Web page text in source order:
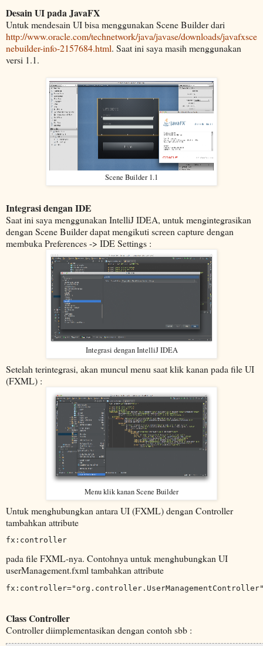
Desain UI pada JavaFX
Untuk mendesain UI bisa menggunakan Scene Builder dari
http://www.oracle.com/technetwork/java/javase/downloads/javafxsce
nebuilder-info-2157684.html. Saat ini saya masih menggunakan
versi 1.1.
Scene Builder 1.1
Integrasi dengan IDE
Saat ini saya menggunakan IntelliJ IDEA, untuk mengintegrasikan
dengan Scene Builder dapat mengikuti screen capture dengan
membuka Preferences -> IDE Settings :
Integrasi dengan IntelliJ IDEA
Setelah terintegrasi, akan muncul menu saat klik kanan pada file UI
(FXML) :
Menu klik kanan Scene Builder
Untuk menghubungkan antara UI (FXML) dengan Controller
tambahkan attribute
fx:controller
pada file FXML-nya. Contohnya untuk menghubungkan UI
userManagement.fxml tambahkan attribute
Class Controller
Controller diimplementasikan dengan contoh sbb :